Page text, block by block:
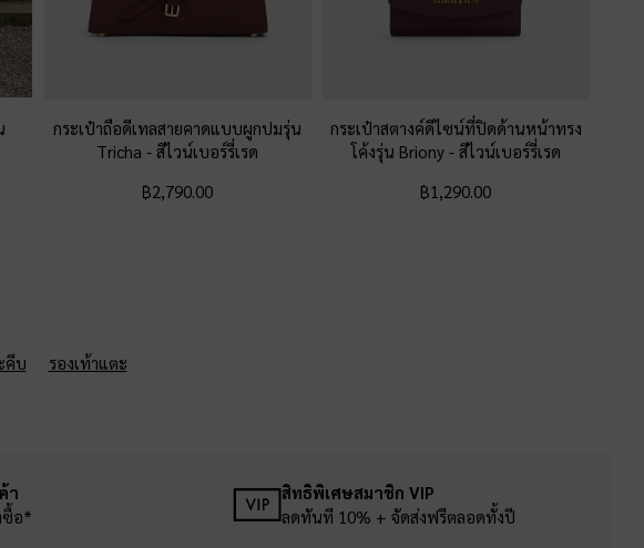
กระเป๋าถือดีเทลสายคาดแบบผูกปมรุ่น
Tricha-สีไวน์เบอร์รี่เรด
฿2,790.00
กระเป๋าสตางค์ดีไซน์ที่ปิดด้านหน้าทรง
โค้งรุ่น Briony - สีไวน์เบอร์รี่เรด
฿1,290.00
คีบ รองเท้าแตะ
า
ซื้อ*
สิทธิพิเศษสมาชิก VIP
ลดทันที 10% + จัดส่งฟรีตลอดทั้งปี